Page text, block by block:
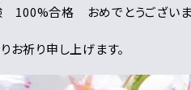
合格 おめでとうございま
躍を心よりお祈り